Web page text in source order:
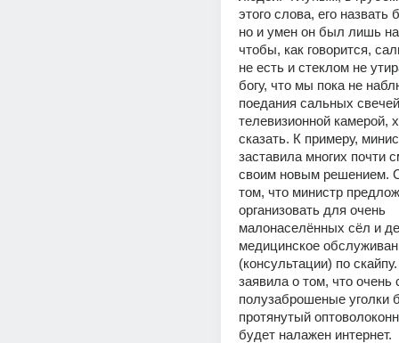
этого слова, его назвать
но и умен он был лишь
чтобы, как говорится,
не есть и стеклом не
богу, что мы пока не
поедания сальных
телевизионной камерой,
сказать. К примеру,
заставила многих почти
своим новым решением.
том, что министр
организовать для очень
малонаселённых сёл и
медицинское
(консультации) по
заявила о том, что очень
полузаброшеные уголки
протянутый
будет налажен интернет.